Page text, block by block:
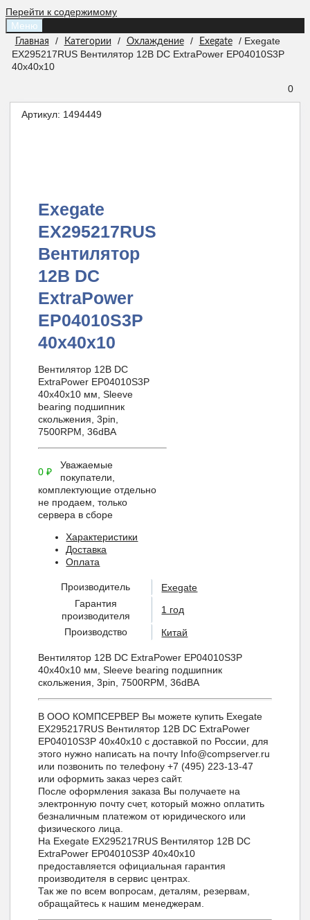
Перейти к содержимому
Меню
Главная / Категории / Охлаждение / Exegate
/ Exegate
EX295217RUS Вентилятор 12В DC ExtraPower EP04010S3P
40x40x10
0
Артикул: 1494449
Exegate
EX295217RUS
Вентилятор
12В DC
ExtraPower
EP04010S3P
40x40x10
Вентилятор 12В DC
ExtraPower EP04010S3P
40x40x10 мм, Sleeve
bearing подшипник
скольжения, 3pin,
7500RPM, 36dBA
0₽
Уважаемые
покупатели,
комплектующие отдельно
не продаем, только
сервера в сборе
Характеристики
Доставка
Оплата
Производитель
Exegate
Гарантия
производителя
1 год
Производство Китай
Вентилятор 12В DC ExtraPower EP04010S3P
40x40x10 мм, Sleeve bearing подшипник
скольжения, 3pin, 7500RPM, 36dBA
В ООО КОМПСЕРВЕР Вы можете купить Exegate
EX295217RUS Вентилятор 12В DC ExtraPower
EP04010S3P 40x40x10 с доставкой по России, для
этого нужно написать на почту Info@compserver.ru
или позвонить по телефону +7 (495) 223-13-47
или оформить заказ через сайт.
После оформления заказа Вы получаете на
электронную почту счет, который можно оплатить
безналичным платежом от юридического или
физического лица.
На Exegate EX295217RUS Вентилятор 12В DC
ExtraPower EP04010S3P 40x40x10
предоставляется официальная гарантия
производителя в сервис центрах.
Так же по всем вопросам, деталям, резервам,
обращайтесь к нашим менеджерам.